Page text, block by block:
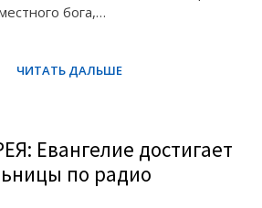
бога,…
Евангелие достигает
по радио